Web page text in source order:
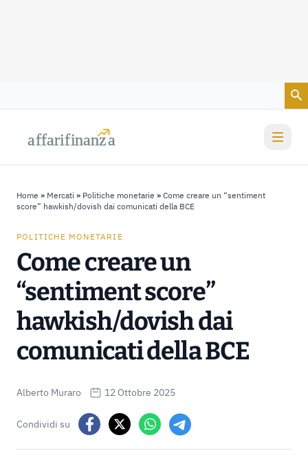
affarifinanza
affarifinanza
Home » Mercati » Politiche monetarie » Come creare un “sentiment
score” hawkish/dovish dai comunicati della BCE
POLITICHE MONETARIE
Come creare un
“sentiment score”
hawkish/dovish dai
comunicati della BCE
Alberto Muraro 12 Ottobre 2025
Condividi su